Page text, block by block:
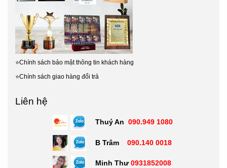
⭐Chính sách bảo mật thông tin khách hàng
⭐Chính sách giao hàng đổi trả
Liên hệ
Thuý An 090.949 1080
B Trâm 090.140 0018
Minh Thư 0931852008